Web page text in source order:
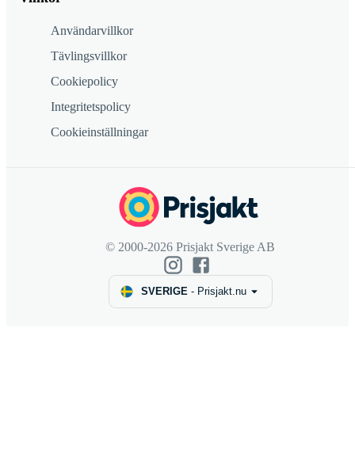
Användarvillkor
Tävlingsvillkor
Cookiepolicy
Integritetspolicy
Cookieinställningar
© 2000-2026 Prisjakt Sverige AB
SVERIGE- Prisjakt.nu